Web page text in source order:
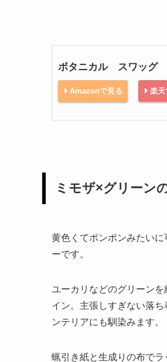
ボタニカル スワッグ
Amazonで見る 楽天
ミモザ×グリーン
黄色くてポンポンみたい
ーです。
ユーカリなどのグリーン
イン。主張しすぎない落
ンテリアにも馴染みます。
蝋引き紙と生成りの布で